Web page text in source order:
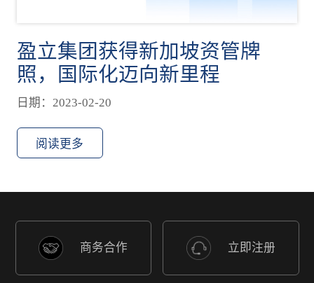
盈立集团获得新加坡资管牌
照，国际化迈向新里程
日期：2023-02-20
阅读更多
商务合作 立即注册